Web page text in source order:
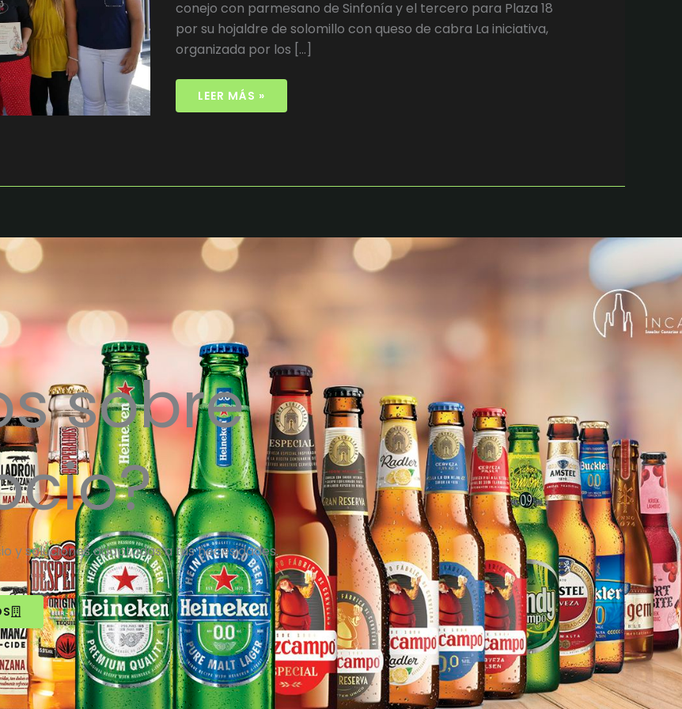
conejo con parmesano de Sinfonía y el tercero para Plaza 18
por su hojaldre de solomillo con queso de cabra La iniciativa,
organizada por los […]
QUE
EN
2018
LEER MÁS »
sobre
y soluciones adaptadas a tus necesidades.